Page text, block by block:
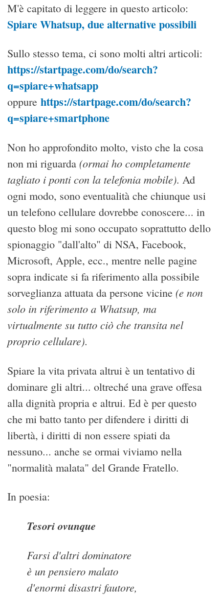
M'è capitato di leggere in questo articolo:
Spiare Whatsup, due alternative possibili
Sullo stesso tema, ci sono molti altri articoli:
https://startpage.com/do/search?
q=spiare+whatsapp
oppure https://startpage.com/do/search?
q=spiare+smartphone
Non ho approfondito molto, visto che la cosa
non mi riguarda (ormai ho completamente
tagliato i ponti con la telefonia mobile). Ad
ogni modo, sono eventualità che chiunque usi
un telefono cellulare dovrebbe conoscere... in
questo blog mi sono occupato soprattutto dello
spionaggio "dall'alto" di NSA, Facebook,
Microsoft, Apple, ecc., mentre nelle pagine
sopra indicate si fa riferimento alla possibile
sorveglianza attuata da persone vicine (e non
solo in riferimento a Whatsup, ma
virtualmente su tutto ciò che transita nel
proprio cellulare).
Spiare la vita privata altrui è un tentativo di
dominare gli altri... oltreché una grave offesa
alla dignità propria e altrui. Ed è per questo
che mi batto tanto per difendere i diritti di
libertà, i diritti di non essere spiati da
nessuno... anche se ormai viviamo nella
"normalità malata" del Grande Fratello.
In poesia:
Tesori ovunque
Farsi d'altri dominatore
è un pensiero malato
d'enormi disastri fautore,